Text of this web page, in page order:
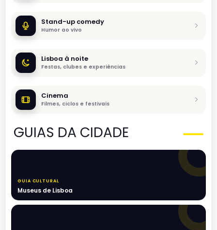
Stand-up comedy
Humor ao vivo
Lisboa à noite
Festas, clubes e experiências
Cinema
Filmes, ciclos e festivais
GUIAS DA CIDADE
GUIA CULTURAL
Museus de Lisboa